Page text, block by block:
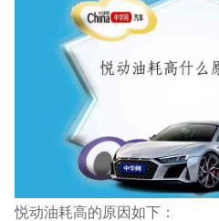
悦动油耗高的原因如下：